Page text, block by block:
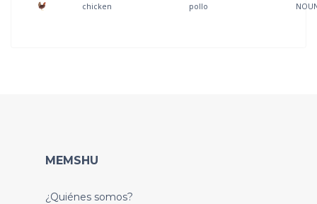
chicken pollo
MEMSHU
¿Quiénes somos?